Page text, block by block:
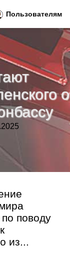
о
поводу
из...
Пользователям